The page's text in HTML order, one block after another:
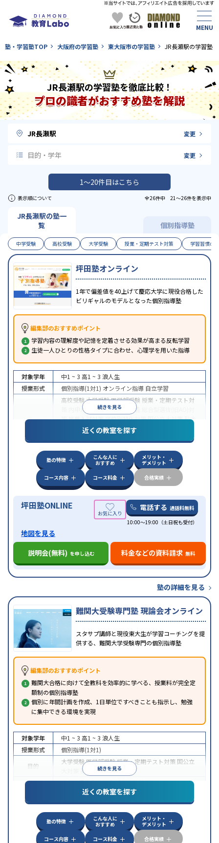
塾・学習塾TOP 大阪府の学習塾 東大阪市の学習塾 JR長瀬駅の学習塾
JR長瀬駅の学習塾を徹底比較！
プロの識者がおすすめ塾を解説
JR長瀬駅 変更
目的・学年 変更
1〜20件目はこちら
表示順について 全26件中 21〜26件を表示中
JR長瀬駅の塾一
覧
個別指導塾
中学受験 高校受験 大学受験 授業・定期テスト対策 学習習慣の
坪田塾オンライン
1年で偏差値を40上げて慶応大学に現役合格した
ビリギャルのモデルとなった個別指導塾
編集部のおすすめポイント
学習内容の理解度や記憶を定着させる効果が高まる反転学習
生徒一人ひとりの性格タイプに合わせ、心理学を用いた指導
続きを見る
対象学年 中1 ~ 3 高1 ~ 3 浪人生
授業形式
個別指導(1対1) オンライン指導 自立学習
高校受験大学受験医学部受験 授業・定期テスト対
内申点対策学習習慣の定着
策推薦入試対策学校別特化対策国公立大対策私大
共通テスト対策英検(英語検定)対策
その
特徴
中高一貫校生に対応授業の振替可能 不登校生に対
学習にPC・タブレットを利用オンライン対応
科目から受講可能季節講習のみの受講可発達障害
の子どもに対応
近くの教室を探す
塾の特徴
こんな人に
おすすめ
メリット・
デメリット
コース内容
コース料金 合格実績
坪田塾ONLINE 電話する 通話料無料
10:00～19:00（土日祝も受付）
地図を見る
説明会(無料) を申し込む 料金などの資料請求 無料
塾の詳細を見る
難関大受験専門塾 現論会オンライン
スタサプ講師と現役東大生が学習コーチングを提
供する、難関大学受験専門の個別指導塾
編集部のおすすめポイント
難関大合格に向けて全教科を効率的に学べる、授業料が完全定
額制の個別指導塾
個別に年間計画を作成、1日単位ですべきことも指示し、勉強
に集中できる環境を実現
続きを見る
対象学年 中1 ~ 3 高1 ~ 3 浪人生
授業形式
個別指導(1対1)
目的
大学受験医学部受験授業・定期テスト対策 国公立
英検(英語検定)対策
中高一貫校生に対応授業の振替可能オンライン対
自習室あり
近くの教室を探す
塾の特徴
こんな人に
おすすめ
メリット・
デメリット
コース内容
コース料金 合格実績